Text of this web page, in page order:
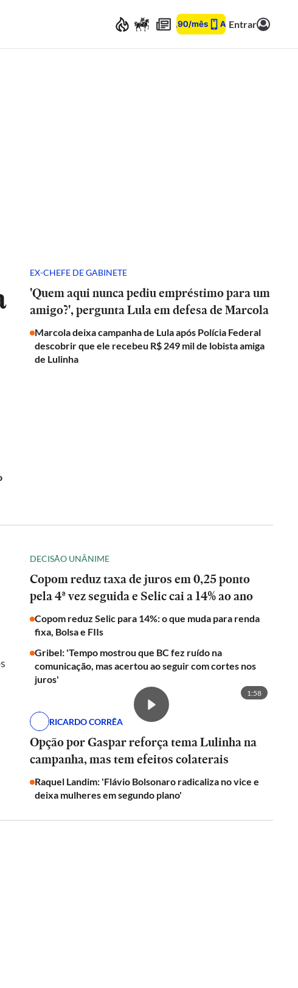
Entrar
EX-CHEFE DE GABINETE
'Quem aqui nunca pediu empréstimo para um
amigo?', pergunta Lula em defesa de Marcola
Marcola deixa campanha de Lula após Polícia Federal
descobrir que ele recebeu R$ 249 mil de lobista amiga
de Lulinha
DECISÃO UNÂNIME
Copom reduz taxa de juros em 0,25 ponto
pela 4ª vez seguida e Selic cai a 14% ao ano
Copom reduz Selic para 14%: o que muda para renda
fixa, Bolsa e FIIs
Gribel: 'Tempo mostrou que BC fez ruído na
comunicação, mas acertou ao seguir com cortes nos
juros'
1:58
RICARDO CORRÊA
Opção por Gaspar reforça tema Lulinha na
campanha, mas tem efeitos colaterais
Raquel Landim: 'Flávio Bolsonaro radicaliza no vice e
deixa mulheres em segundo plano'